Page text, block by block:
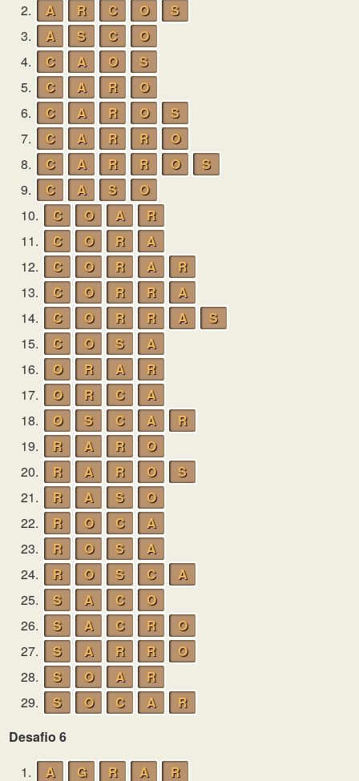
2.
A R C O
S
3.
A S C
O
4.
C A O
S
5.
C A R
O
6.
C A R O
S
7.
C A R R
O
8.
C A R R O
S
9.
C A S
O
10.
C O A
R
11.
C O R
A
12.
C O R A
R
13.
C O R R
A
14.
C O R R A
S
15.
C O S
A
16.
O R A
R
17.
O R C
A
18.
O S C A
R
19.
R A R
O
20.
R A R O
S
21.
R A S
O
22.
R O C
A
23.
R O S
A
24.
R O S C
A
25.
S A C
O
26.
S A C R
O
27.
S A R R
O
28.
S O A
R
29.
S O C A
R
Desafio 6
1.
A G R A R